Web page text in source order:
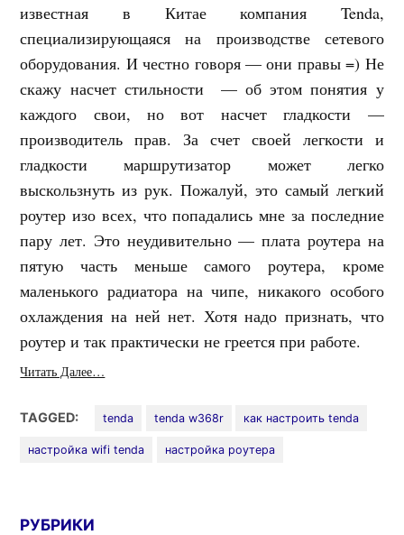
известная в Китае компания Tenda,
специализирующаяся на производстве сетевого
оборудования. И честно говоря — они правы =) Не
скажу насчет стильности — об этом понятия у
каждого свои, но вот насчет гладкости —
производитель прав. За счет своей легкости и
гладкости маршрутизатор может легко
выскользнуть из рук. Пожалуй, это самый легкий
роутер изо всех, что попадались мне за последние
пару лет. Это неудивительно — плата роутера на
пятую часть меньше самого роутера, кроме
маленького радиатора на чипе, никакого особого
охлаждения на ней нет. Хотя надо признать, что
роутер и так практически не греется при работе.
Читать Далее…
TAGGED: tenda tenda w368r как настроить tenda
настройка wifi tenda настройка роутера
РУБРИКИ